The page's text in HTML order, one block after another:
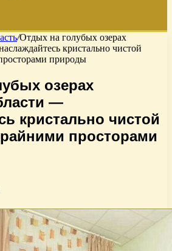
/Отдых на голубых озерах
кристально чистой
природы
озерах
—
кристально чистой
просторами